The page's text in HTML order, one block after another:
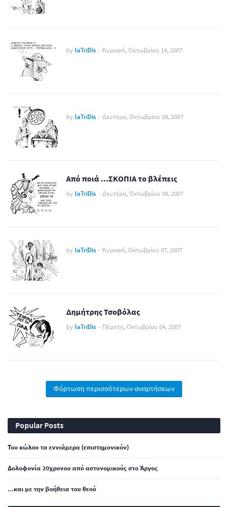
by IaTriDis - Κυριακή, Οκτωβρίου 14, 2007
by IaTriDis - Δευτέρα, Οκτωβρίου 08, 2007
Από ποιά ...ΣΚΟΠΙΑ το βλέπεις
by IaTriDis - Δευτέρα, Οκτωβρίου 08, 2007
by IaTriDis - Κυριακή, Οκτωβρίου 07, 2007
Δημήτρης Τσοβόλας
by IaTriDis - Πέμπτη, Οκτωβρίου 04, 2007
Φόρτωση περισσότερων αναρτήσεων
Popular Posts
Του κώλου τα εννιάμερα (επιστημονικόν)
Δολοφονία 20χρονου από αστυνομικούς στο Άργος
...και με την βοήθεια του θεού